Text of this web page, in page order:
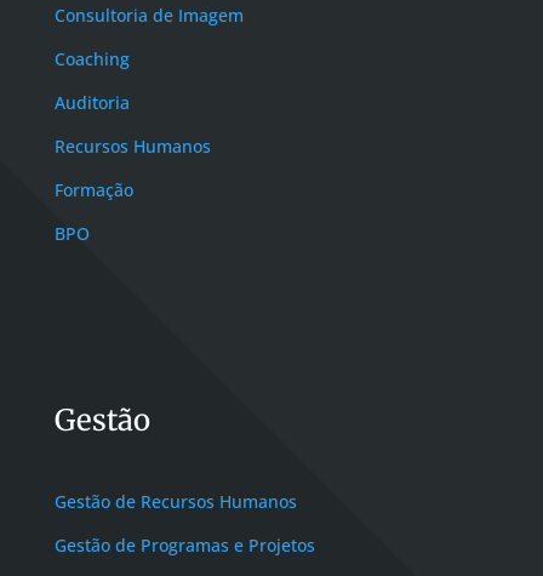
Consultoria de Imagem
Coaching
Auditoria
Recursos Humanos
Formação
BPO
Gestão
Gestão de Recursos Humanos
Gestão de Programas e Projetos